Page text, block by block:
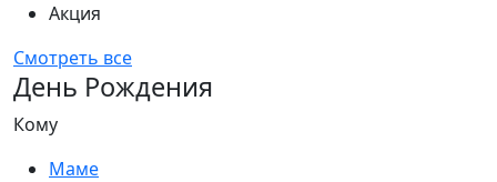
Акция
Смотреть все
День Рождения
Кому
Маме